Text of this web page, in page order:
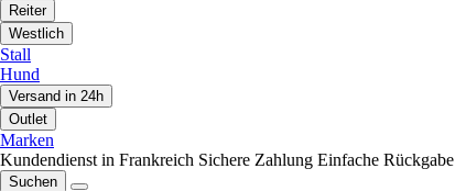
Reiter
Westlich
Stall
Hund
Versand in 24h
Outlet
Marken
Kundendienst in Frankreich Sichere Zahlung Einfache Rückgabe
Suchen